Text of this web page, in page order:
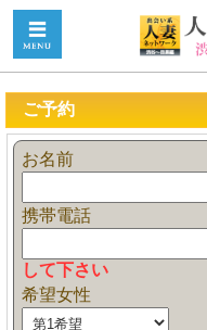
ご予約
お名前
携帯電話
して下さい
希望女性